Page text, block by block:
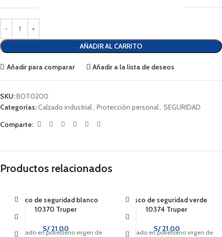
AÑADIR AL CARRITO
Añadir para comparar Añadir a la lista de deseos
SKU:BOT0200
Categorías:Calzado industrial, Protección personal, SEGURIDAD
Comparte:
Productos relacionados
Casco de seguridad blanco
10370 Truper
S/21.00
Fabricado en polietileno virgen de
Casco de seguridad verde
10374 Truper
S/21.00
Fabricado en polietileno virgen de